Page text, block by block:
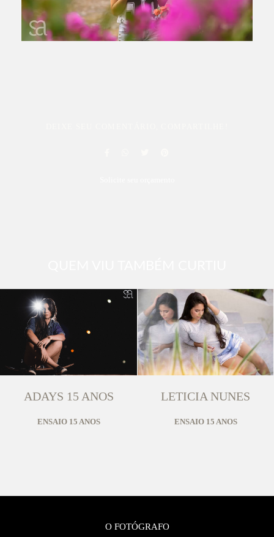
ADAYS 15 ANOS
ENSAIO 15 ANOS
LETICIA NUNES
ENSAIO 15 ANOS
O FOTÓGRAFO